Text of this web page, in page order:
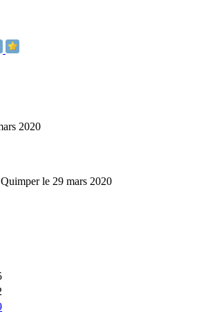
2020
le 29 mars 2020